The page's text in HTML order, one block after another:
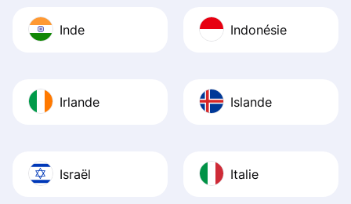
Inde Indonésie
Irlande Islande
Israël Italie